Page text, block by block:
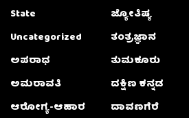
State
Uncategorized
ಅಪರಾಧ
ಅಮರಾವತಿ
ಆರೋಗ್ಯ-ಆಹಾರ
ಜ್ಯೋತಿಷ್ಯ
ತಂತ್ರಜ್ಞಾನ
ತುಮಕೂರು
ದಕ್ಷಿಣ ಕನ್ನಡ
ದಾವಣಗೆರೆ